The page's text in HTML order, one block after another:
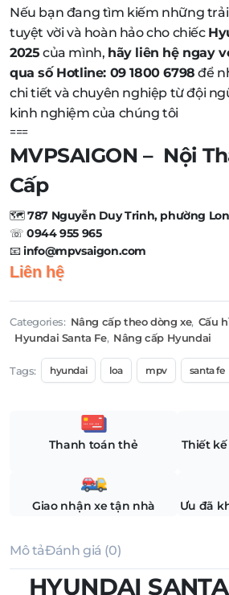
Nếu bạn đang tìm kiếm những
tuyệt vời và hoàn hảo cho chiếc
2025 của mình, hãy liên hệ ngay
qua số Hotline: 09 1800 6798 để
chi tiết và chuyên nghiệp từ đội
kinh nghiệm của chúng tôi
===
MVPSAIGON – Nội
Cấp
🗺️787 Nguyễn Duy Trinh, phường
☏0944 955 965
📧info@mpvsaigon.com
Liên hệ
Categories: Nâng cấp theo dòng xe, Cấu
Hyundai Santa Fe, Nâng cấp Hyundai
Tags: hyundai loa mpv santa fe
Thanh toán thẻ
Thiết
Giao nhận xe tận nhà Ưu đã
Mô tảĐánh giá (0)
HYUNDAI